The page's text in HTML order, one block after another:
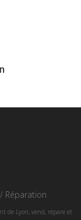
/ Réparation
de Lyon, vend, répare et